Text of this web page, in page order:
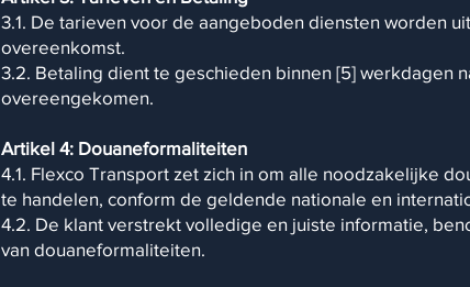
3.1. De tarieven voor de aangeboden diensten worden
overeenkomst.
3.2. Betaling dient te geschieden binnen [5] werkdagen
overeengekomen. ​
Artikel 4: Douaneformaliteiten
4.1. Flexco Transport zet zich in om alle noodzakelijke
te handelen, conform de geldende nationale en
4.2. De klant verstrekt volledige en juiste informatie,
van douaneformaliteiten. ​